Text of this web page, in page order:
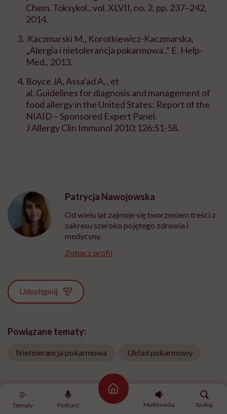
Tematy Podcast
Strona główna
Multimedia
Szukaj
Chem. Toksykol., vol. XLVII, no. 2, pp. 237–242,
2014.
Kaczmarski M., Korotkiewicz-Kaczmarska,
„Alergia i nietolerancja pokarmowa.,” E. Help-
Med., 2013.
Boyce JA,Assa’adA, , et
al. Guidelinesfordiagnosis and management of
food allergyin the UnitedStates: Report of the
NIAID –Sponsored Expert Panel.
JAllergyClin Immunol 2010;126:S1-58.
Patrycja Nawojowska
Od wielu lat zajmuje się tworzeniem treści z
zakresu szeroko pojętego zdrowia i
medycyny.
Zobacz profil
Udostępnij
Powiązane tematy:
Nietolerancja pokarmowa Układ pokarmowy
i
Treści zawarte w serwisie mają wyłącznie